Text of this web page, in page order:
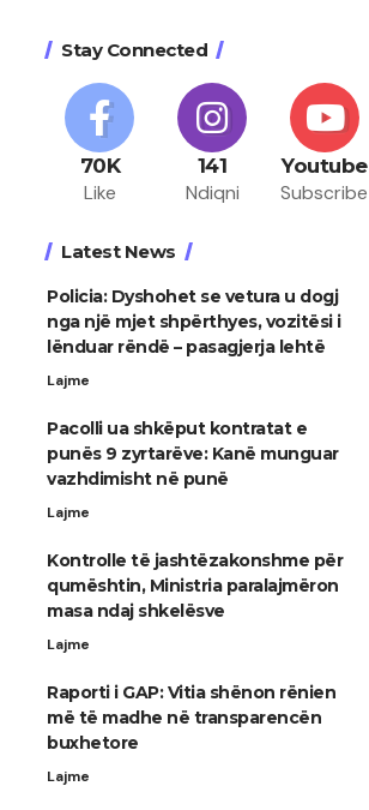
Stay Connected
70K
Like
141
Ndiqni
Youtube
Subscribe
Latest News
Policia: Dyshohet se vetura u dogj
nga një mjet shpërthyes, vozitësi i
lënduar rëndë – pasagjerja lehtë
Lajme
Pacolli ua shkëput kontratat e
punës 9 zyrtarëve: Kanë munguar
vazhdimisht në punë
Lajme
Kontrolle të jashtëzakonshme për
qumështin, Ministria paralajmëron
masa ndaj shkelësve
Lajme
Raporti i GAP: Vitia shënon rënien
më të madhe në transparencën
buxhetore
Lajme